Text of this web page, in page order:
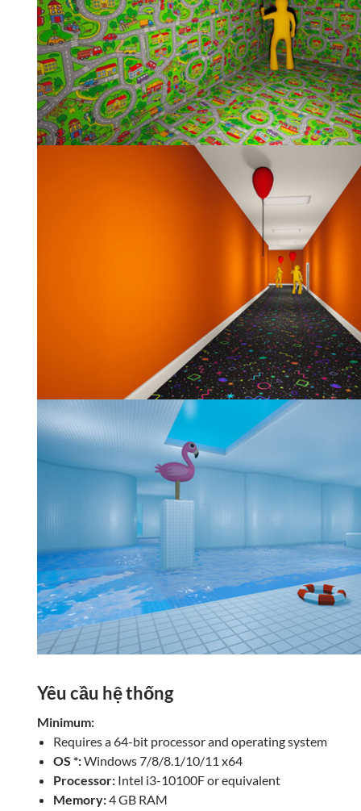
Yêu cầu hệ thống
Minimum:
Requires a 64-bit processor and operating system
OS *:Windows 7/8/8.1/10/11 x64
Processor: Intel i3-10100F or equivalent
Memory:4 GB RAM